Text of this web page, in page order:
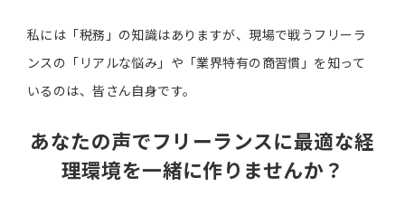
私には「税務」の知識はありますが、現場で戦うフリーラ
ンスの「リアルな悩み」や「業界特有の商習慣」を知って
いるのは、皆さん自身です。
あなたの声でフリーランスに最適な経
理環境を一緒に作りませんか？